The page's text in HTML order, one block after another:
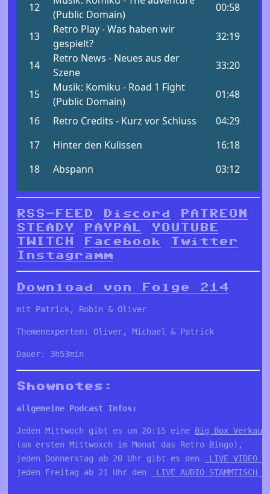
RSS-FEED Discord
PATREON
STEADY
PAYPAL
YOUTUBE
TWITCH
Facebook
Twitter
Instagramm
Download von Folge 214
mit Patrick, Robin & Oliver
Themenexperten: Oliver, Michael & Patrick
Dauer: 3h53min
Shownotes:
allgemeine Podcast Infos:
Jeden Mittwoch gibt es um 20:15 eine Big Box
(am ersten Mittwoxch im Monat das Retro Bingo),
jeden Donnerstag ab 20 Uhr gibt es den
LIVE VIDEO
jeden Freitag ab 21 Uhr den
LIVE AUDIO STAMMTISCH